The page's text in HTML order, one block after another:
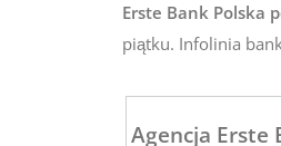
Erste Bank Polska
piątku. Infolinia
Agencja Erste